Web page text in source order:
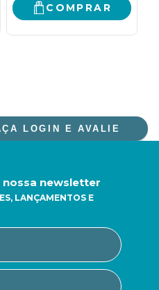
COMPRAR
LOGIN E AVALIE
nossa newsletter
LANÇAMENTOS E